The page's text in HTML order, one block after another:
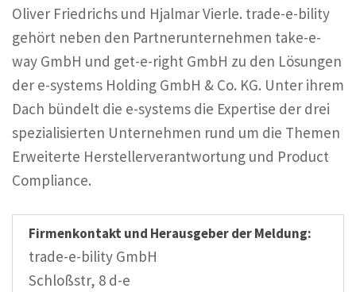
Oliver Friedrichs und Hjalmar Vierle. trade-e-bility
gehört neben den Partnerunternehmen take-e-
way GmbH und get-e-right GmbH zu den Lösungen
der e-systems Holding GmbH & Co. KG. Unter ihrem
Dach bündelt die e-systems die Expertise der drei
spezialisierten Unternehmen rund um die Themen
Erweiterte Herstellerverantwortung und Product
Compliance.
Firmenkontakt und Herausgeber der Meldung:
trade-e-bility GmbH
Schloßstr, 8 d-e